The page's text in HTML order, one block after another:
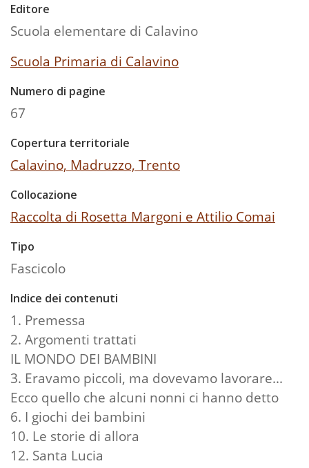
Editore
Scuola elementare di Calavino
Scuola Primaria di Calavino
Numero di pagine
67
Copertura territoriale
Calavino, Madruzzo, Trento
Collocazione
Raccolta di Rosetta Margoni e Attilio Comai
Tipo
Fascicolo
Indice dei contenuti
1. Premessa
2. Argomenti trattati
IL MONDO DEI BAMBINI
3. Eravamo piccoli, ma dovevamo lavorare...
Ecco quello che alcuni nonni ci hanno detto
6. I giochi dei bambini
10. Le storie di allora
12. Santa Lucia